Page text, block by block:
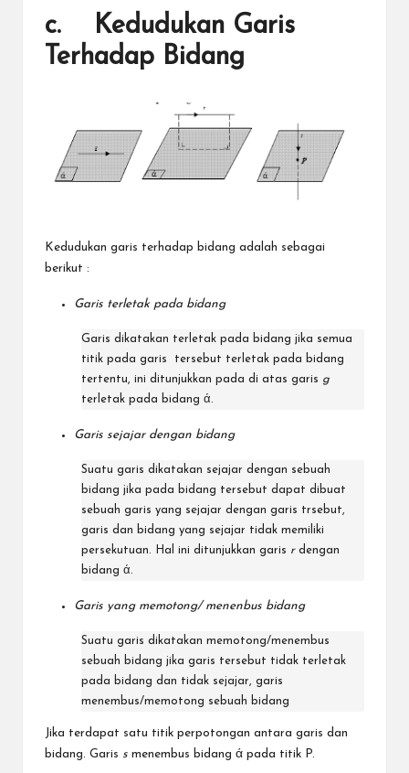
c. Kedudukan Garis
Terhadap Bidang
Kedudukan garis terhadap bidang adalah sebagai
berikut :
Garis terletak pada bidang
Garis dikatakan terletak pada bidang jika semua
titik pada garis tersebut terletak pada bidang
tertentu, ini ditunjukkan pada di atas garis g
terletak pada bidang ά.
Garis sejajar dengan bidang
Suatu garis dikatakan sejajar dengan sebuah
bidang jika pada bidang tersebut dapat dibuat
sebuah garis yang sejajar dengan garis trsebut,
garis dan bidang yang sejajar tidak memiliki
persekutuan. Hal ini ditunjukkan garis r dengan
bidang ά.
Garis yang memotong/ menenbus bidang
Suatu garis dikatakan memotong/menembus
sebuah bidang jika garis tersebut tidak terletak
pada bidang dan tidak sejajar, garis
menembus/memotong sebuah bidang
Jika terdapat satu titik perpotongan antara garis dan
bidang. Garis s menembus bidang ά pada titik P.